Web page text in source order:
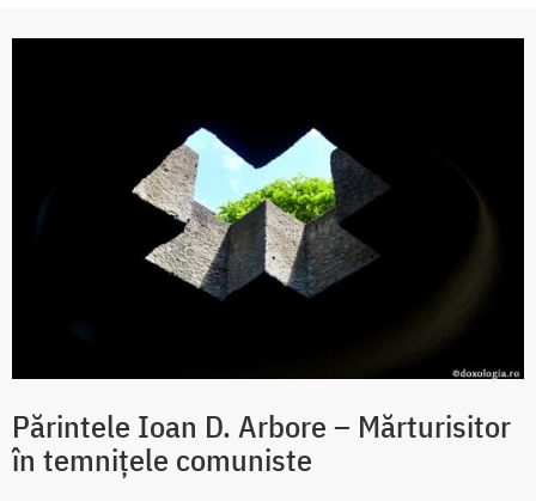
Părintele Ioan D. Arbore – Mărturisitor
în temnițele comuniste